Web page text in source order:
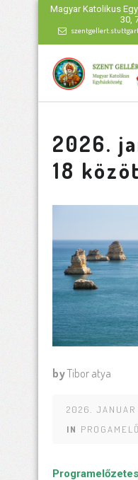
Magyar Katolikus
30,
2026.
18
byTibor atya
2026. JANUAR
IN
Programelőzetes